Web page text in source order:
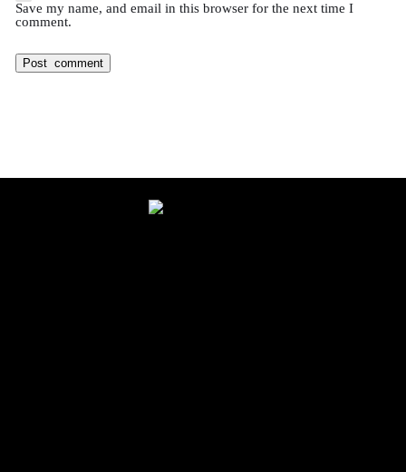
Save my name, and email in this browser for the next time I
comment.